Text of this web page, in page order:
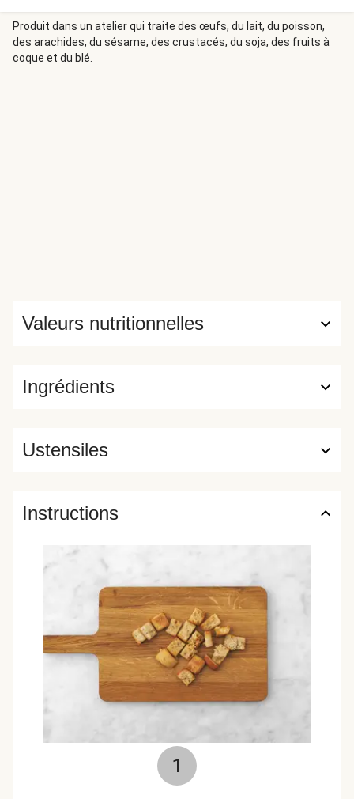
premières de qualité et en circuit court, Maison Salesse
garantit des petits pains savoureux et 100% origine France.
Produit dans un atelier qui traite des œufs, du lait, du poisson,
des arachides, du sésame, des crustacés, du soja, des fruits à
coque et du blé.
Ingrédients
Valeurs nutritionnelles
Ustensiles
Instructions
1